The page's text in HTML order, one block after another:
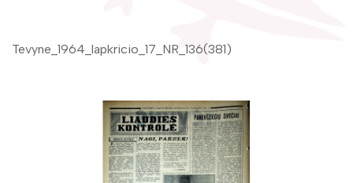
Tevyne_1964_lapkricio_17_NR_136(381)